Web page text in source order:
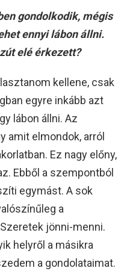
gondolkodik, mégis
ennyi lábon állni.
elé érkezett?
kellene, csak
egyre inkább azt
lábon állni. Az
amit elmondok, arról
Ez nagy előny,
Ebből a szempontból
egymást. A sok
a
jönni-menni.
helyről a másikra
a gondolataimat.